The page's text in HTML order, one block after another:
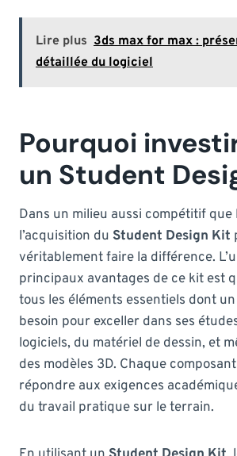
Lire plus 3ds max for max :
détaillée du logiciel
Pourquoi
un Student
Dans un milieu aussi compétitif que
l’acquisition du Student Design Kit
véritablement faire la différence.
principaux avantages de ce kit est
tous les éléments essentiels dont
besoin pour exceller dans ses
logiciels, du matériel de dessin, et
des modèles 3D. Chaque
répondre aux exigences
du travail pratique sur le terrain.